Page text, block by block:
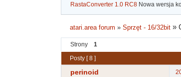
RastaConverter 1.0 RC8 Nowa wersja
atari.area forum »Sprzęt - 16/32bit »
Strony 1
Posty [ 8 ]
perinoid